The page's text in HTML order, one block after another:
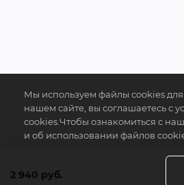
2 940 руб.
Мы используем файлы cookies
нашем сайте, вы соглашаетесь с
cookies.Чтобы ознакомиться с
и об использовании файлов